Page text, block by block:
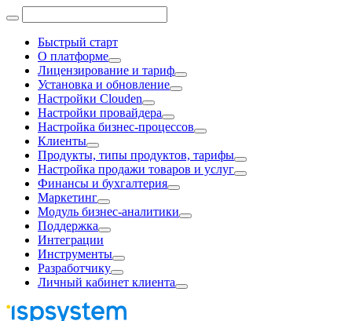
Быстрый старт
О платформе
Лицензирование и тариф
Установка и обновление
Настройки Clouden
Настройки провайдера
Настройка бизнес-процессов
Клиенты
Продукты, типы продуктов, тарифы
Настройка продажи товаров и услуг
Финансы и бухгалтерия
Маркетинг
Модуль бизнес-аналитики
Поддержка
Интеграции
Инструменты
Разработчику
Личный кабинет клиента